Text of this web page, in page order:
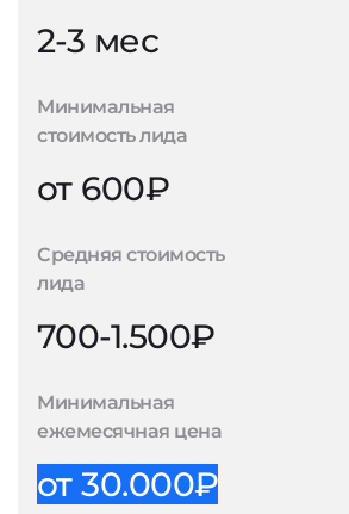
2-3 мес
Минимальная
стоимость лида
от 600₽
Средняя стоимость
лида
700-1.500₽
Минимальная
ежемесячная цена
от 30.000₽